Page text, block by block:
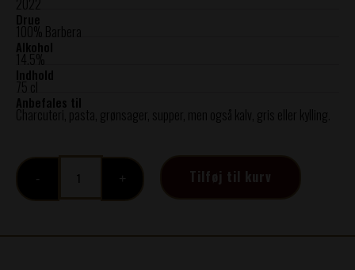
2022
Drue
100% Barbera
Alkohol
14.5%
Indhold
75 cl
Anbefales til
Charcuteri, pasta, grønsager, supper, men også kalv, gris eller kylling.
BARBERA
Tilføj til kurv